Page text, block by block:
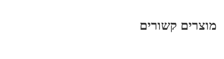
גזירה
מוצרים קשורים